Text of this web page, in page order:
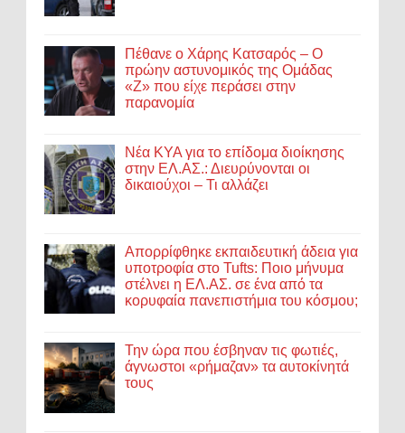
Πέθανε ο Χάρης Κατσαρός – Ο
πρώην αστυνομικός της Ομάδας
«Ζ» που είχε περάσει στην
παρανομία
Νέα ΚΥΑ για το επίδομα διοίκησης
στην ΕΛ.ΑΣ.: Διευρύνονται οι
δικαιούχοι – Τι αλλάζει
Απορρίφθηκε εκπαιδευτική άδεια για
υποτροφία στο Tufts: Ποιο μήνυμα
στέλνει η ΕΛ.ΑΣ. σε ένα από τα
κορυφαία πανεπιστήμια του κόσμου;
Την ώρα που έσβηναν τις φωτιές,
άγνωστοι «ρήμαζαν» τα αυτοκίνητά
τους